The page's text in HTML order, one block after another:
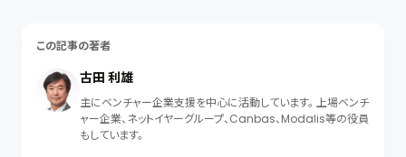
この記事の著者
古田 利雄
主にベンチャー企業支援を中心に活動しています。 上場ベンチ
ャー企業、ネットイヤーグループ、Canbas、Modalis等の役員
もしています。